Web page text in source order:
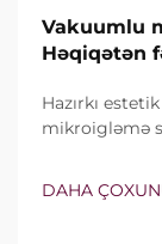
Vakuumlu
Həqiqətən
Hazırkı
mikroigləmə
sual yalnız
deyil, onların
DAHA